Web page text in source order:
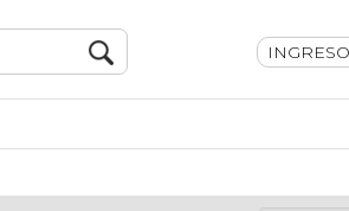
INGRESO